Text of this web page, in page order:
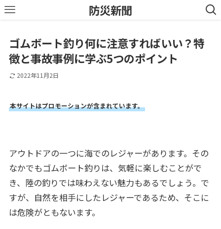
防災新聞
ゴムボート釣り何に注意すればいい？特
徴と事故事例に学ぶ5つのポイント
2022年11月2日
本サイトはプロモーションが含まれています。
アウトドアの一つに海でのレジャーがあります。その
なかでもゴムボート釣りは、気軽に楽しむことがで
き、陸の釣りでは味わえない魅力もあるでしょう。で
すが、自然を相手にしたレジャーであるため、そこに
は危険がともないます。